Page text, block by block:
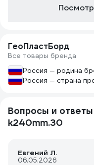
ГеоПластБорд
Все товары бренда
Россия — родина
Россия — страна
Вопросы и
k240mm.30
Евгений Л.
06.05.2026